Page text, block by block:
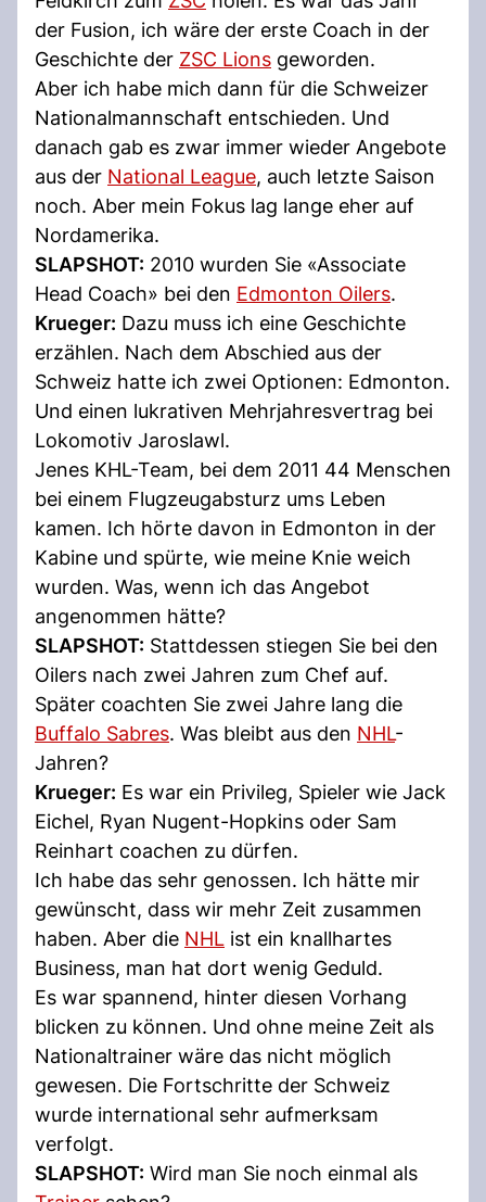
der Fusion, ich wäre der erste Coach in der
Geschichte der ZSC Lions geworden.
Aber ich habe mich dann für die Schweizer
Nationalmannschaft entschieden. Und
danach gab es zwar immer wieder Angebote
aus der National League, auch letzte Saison
noch. Aber mein Fokus lag lange eher auf
Nordamerika.
SLAPSHOT: 2010 wurden Sie «Associate
Head Coach» bei den Edmonton Oilers.
Krueger: Dazu muss ich eine Geschichte
erzählen. Nach dem Abschied aus der
Schweiz hatte ich zwei Optionen: Edmonton.
Und einen lukrativen Mehrjahresvertrag bei
Lokomotiv Jaroslawl.
Jenes KHL-Team, bei dem 2011 44 Menschen
bei einem Flugzeugabsturz ums Leben
kamen. Ich hörte davon in Edmonton in der
Kabine und spürte, wie meine Knie weich
wurden. Was, wenn ich das Angebot
angenommen hätte?
SLAPSHOT: Stattdessen stiegen Sie bei den
Oilers nach zwei Jahren zum Chef auf.
Später coachten Sie zwei Jahre lang die
Buffalo Sabres. Was bleibt aus den NHL-
Jahren?
Krueger: Es war ein Privileg, Spieler wie Jack
Eichel, Ryan Nugent-Hopkins oder Sam
Reinhart coachen zu dürfen.
Ich habe das sehr genossen. Ich hätte mir
gewünscht, dass wir mehr Zeit zusammen
haben. Aber die NHL ist ein knallhartes
Business, man hat dort wenig Geduld.
Es war spannend, hinter diesen Vorhang
blicken zu können. Und ohne meine Zeit als
Nationaltrainer wäre das nicht möglich
gewesen. Die Fortschritte der Schweiz
wurde international sehr aufmerksam
verfolgt.
SLAPSHOT: Wird man Sie noch einmal als